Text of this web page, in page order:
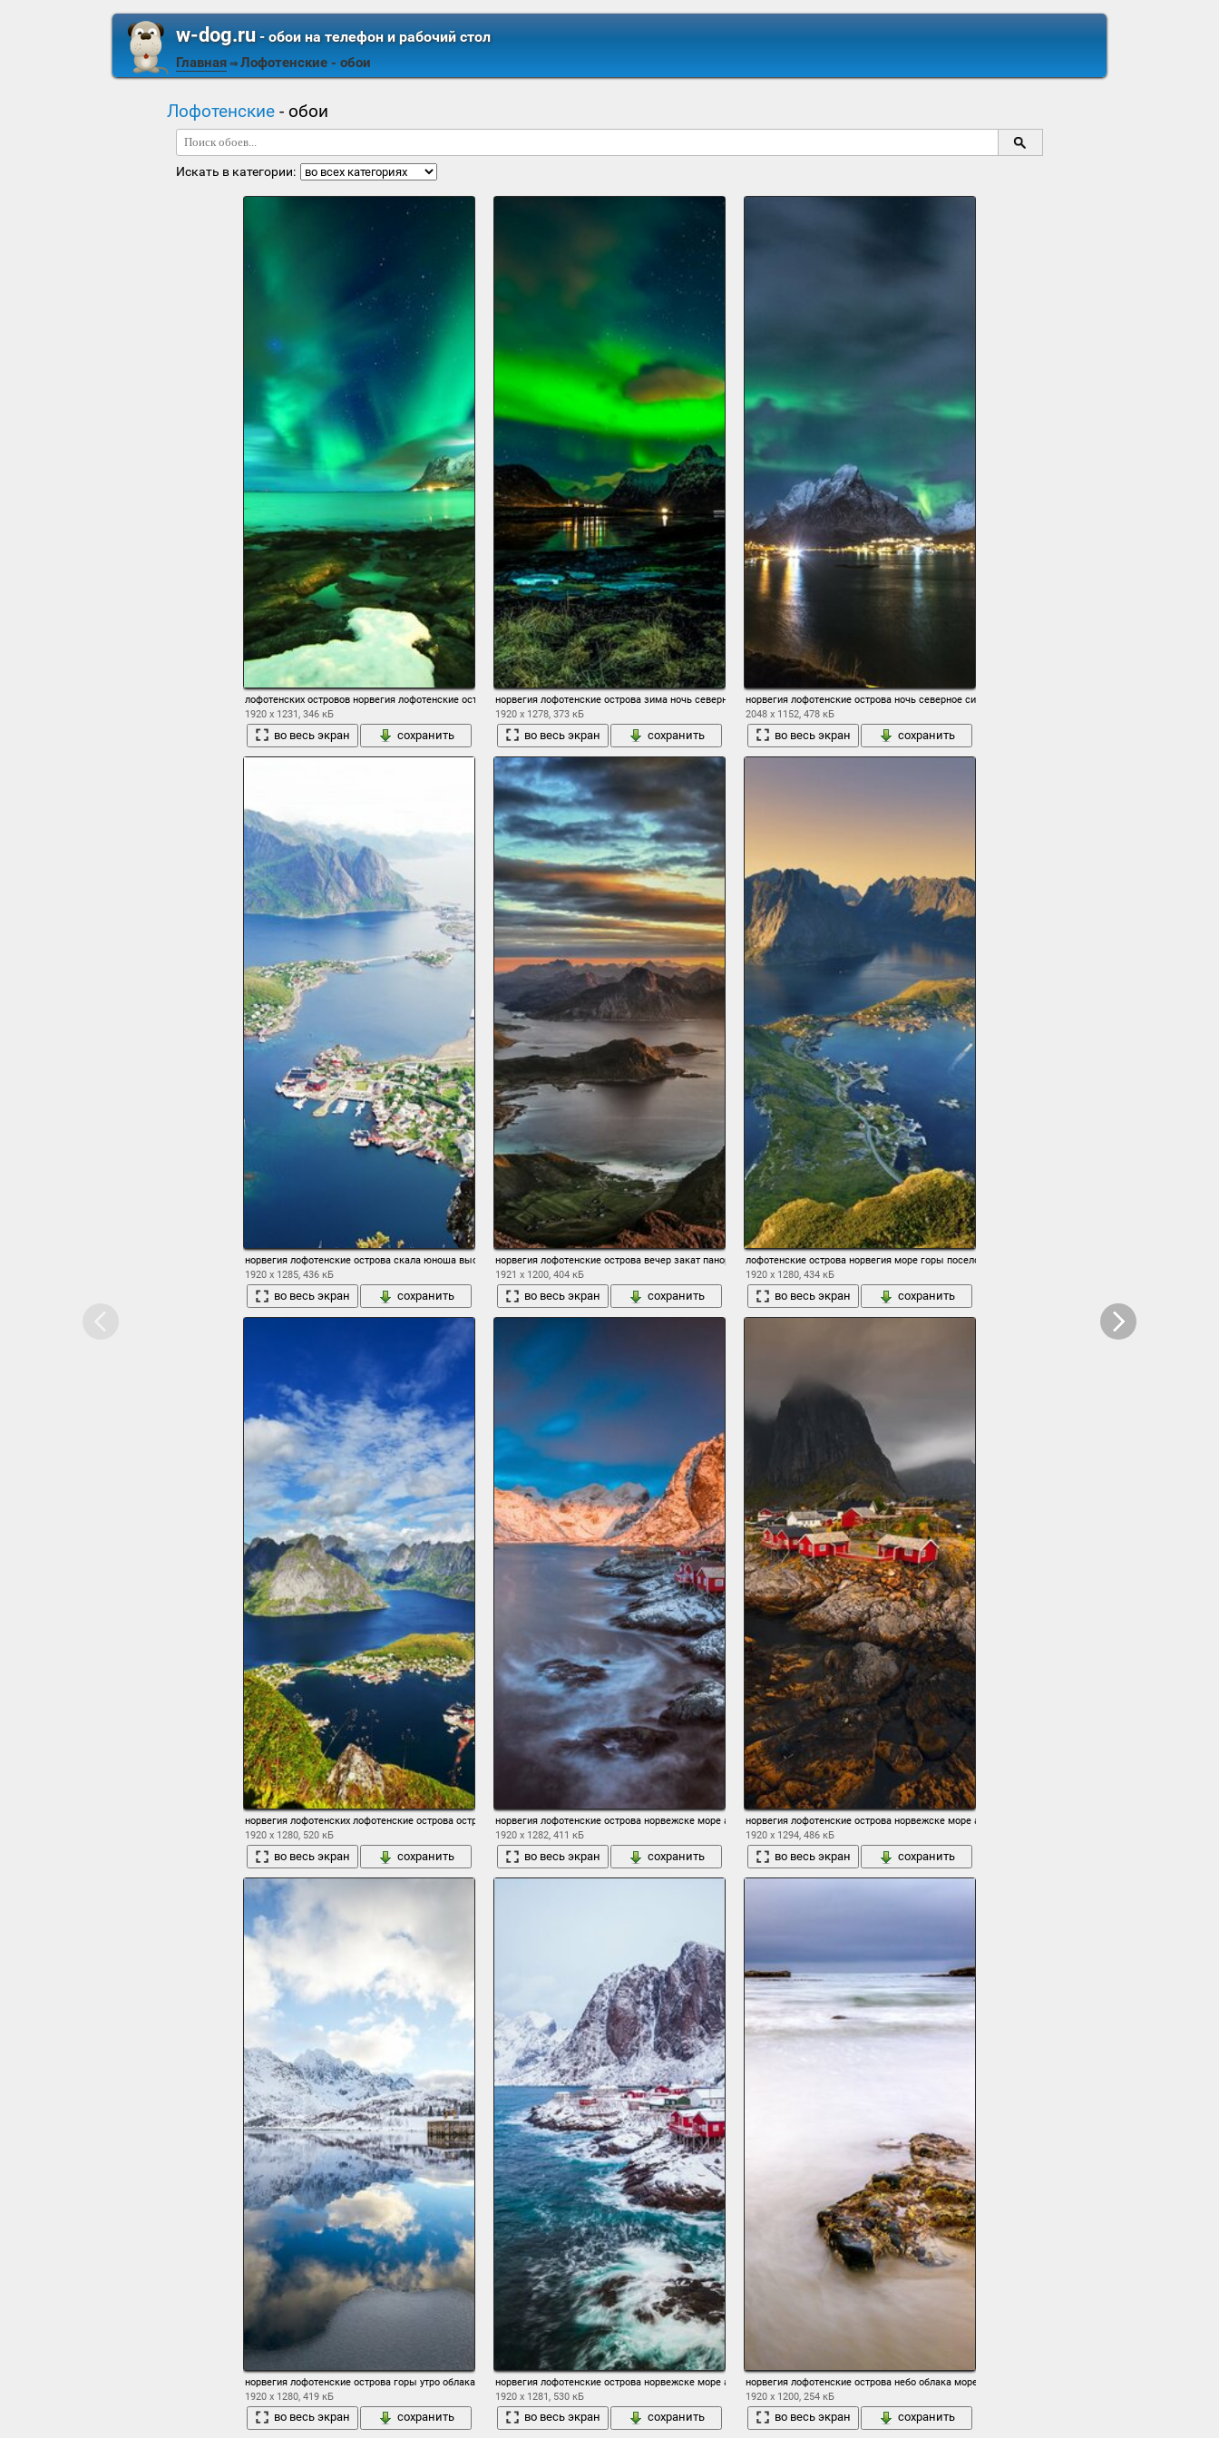
w-dog.ru- обои на телефон и рабочий стол
Главная ⇒ Лофотенские - обои
Лофотенские- обои
Искать в категории:
лофотенских островов норвегия лофотенские острова северное сияние горы море камни снег ночь звезды
1920 x 1231, 346 кБ
во весь экран сохранить
норвегия лофотенские острова зима ночь северное сияние
1920 x 1278, 373 кБ
во весь экран сохранить
норвегия лофотенские острова ночь северное сияние
2048 x 1152, 478 кБ
во весь экран сохранить
норвегия лофотенские острова скала юноша высота
1920 x 1285, 436 кБ
во весь экран сохранить
норвегия лофотенские острова вечер закат панорама
1921 x 1200, 404 кБ
во весь экран сохранить
лофотенские острова норвегия море горы поселок дома
1920 x 1280, 434 кБ
во весь экран сохранить
норвегия лофотенских лофотенские острова острова море побережье горы облака дома панорама вид сверху
1920 x 1280, 520 кБ
во весь экран сохранить
норвегия лофотенские острова норвежске море архипелаг коммуна москенес фюльке нурланн поселение городок зима янврь снег утро свет горы
1920 x 1282, 411 кБ
во весь экран сохранить
норвегия лофотенские острова норвежске море архипелаг коммуна москенес фюльке нурланн
1920 x 1294, 486 кБ
во весь экран сохранить
норвегия лофотенские острова горы утро облака отражения
1920 x 1280, 419 кБ
во весь экран сохранить
норвегия лофотенские острова норвежске море архипелаг коммуна москенес фюльке нурланн поселение городок зима февраль снег
1920 x 1281, 530 кБ
во весь экран сохранить
норвегия лофотенские острова небо облака море песок
1920 x 1200, 254 кБ
во весь экран сохранить